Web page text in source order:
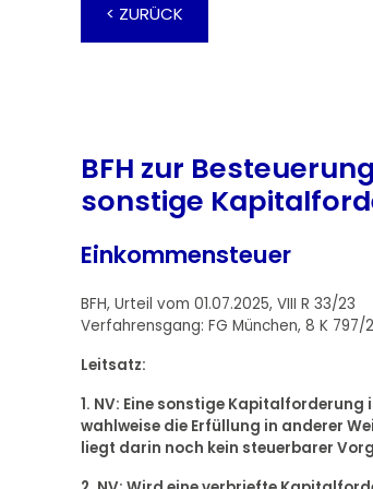
< ZURÜCK
BFH zur
sonstige
Einkommensteuer
BFH, Urteil vom 01.07.2025, VIII R 33/23
Verfahrensgang: FG München, 8 K 797/
Leitsatz:
1. NV: Eine sonstige
wahlweise die Erfüllung in anderer
liegt darin noch kein steuerbarer